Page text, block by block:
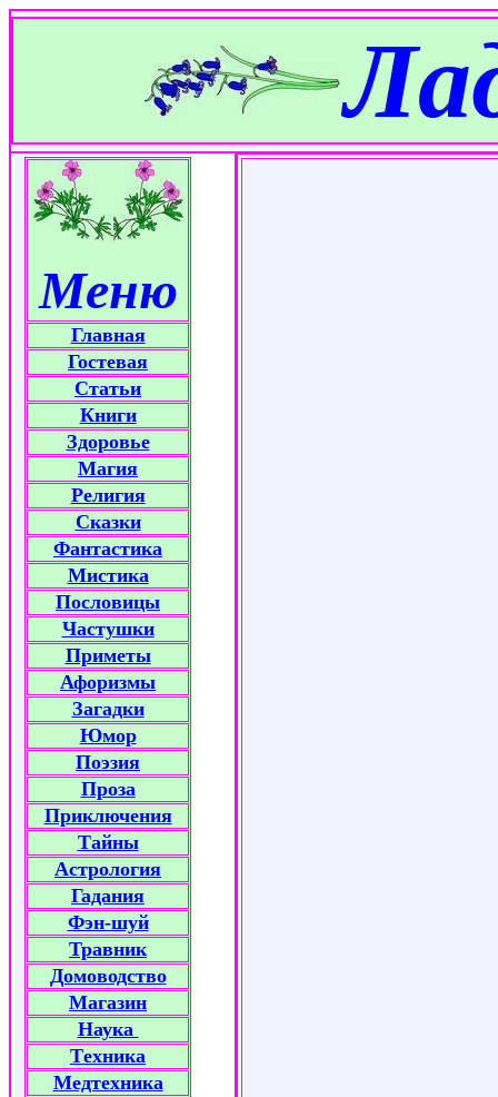
Меню
Главная
Гостевая
Статьи
Книги
Здоровье
Магия
Религия
Сказки
Фантастика
Мистика
Пословицы
Частушки
Приметы
Афоризмы
Загадки
Юмор
Поэзия
Проза
Приключения
Тайны
Астрология
Гадания
Фэн-шуй
Травник
Домоводство
Магазин
Наука
Tехника
Медтехника